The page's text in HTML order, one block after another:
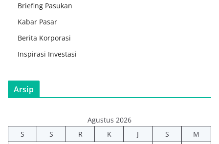
Briefing Pasukan
Kabar Pasar
Berita Korporasi
Inspirasi Investasi
Arsip
Agustus 2026
S
S R K J S
M